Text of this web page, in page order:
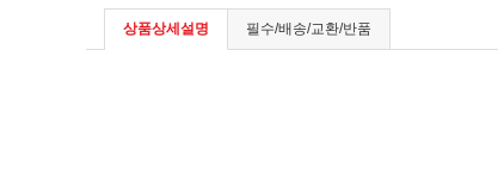
상품상세설명 필수/배송/교환/반품